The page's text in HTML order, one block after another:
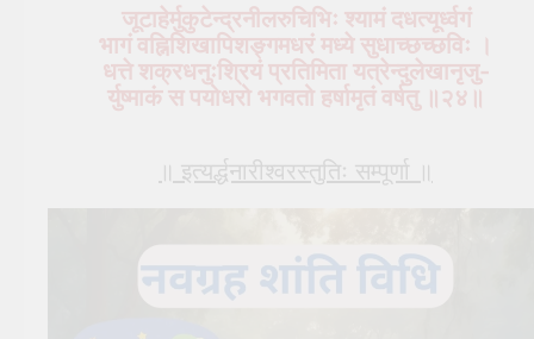
जूटाहेर्मुकुटेन्द्रनीलरुचिभिः श्यामं दधत्यूर्ध्वगं
भागं वह्निशिखापिशङ्गमधरं मध्ये सुधाच्छच्छविः ।
धत्ते शक्रधनुःश्रियं प्रतिमिता यत्रेन्दुलेखानृजु-
र्युष्माकं स पयोधरो भगवतो हर्षामृतं वर्षतु ॥२४॥
॥ इत्यर्द्धनारीश्वरस्तुतिः सम्पूर्णा ॥